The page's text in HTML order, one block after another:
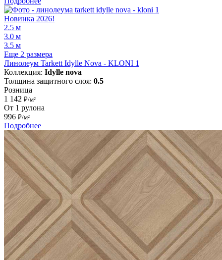
Новинка 2026!
2.5 м
3.0 м
3.5 м
Еще 2 размера
Линолеум Tarkett Idylle Nova - KLONI 1
Коллекция: Idylle nova
Толщина защитного слоя: 0.5
Розница
1 142 ₽/м²
От 1 рулона
996 ₽/м²
Подробнее